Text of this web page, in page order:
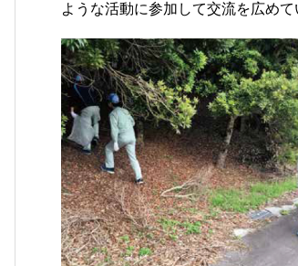
ような活動に参加して交流を広めて